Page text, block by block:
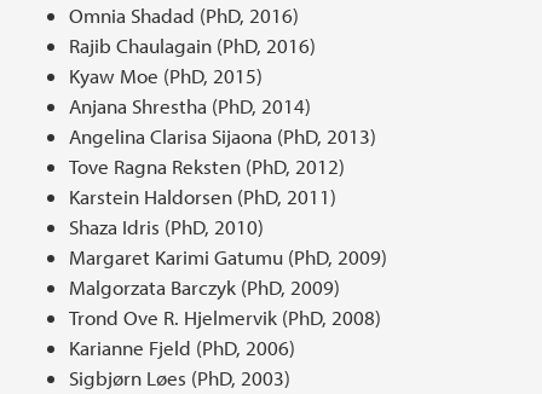
Omnia Shadad (PhD, 2016)
Rajib Chaulagain (PhD, 2016)
Kyaw Moe (PhD, 2015)
Anjana Shrestha (PhD, 2014)
Angelina Clarisa Sijaona (PhD, 2013)
Tove Ragna Reksten (PhD, 2012)
Karstein Haldorsen (PhD, 2011)
Shaza Idris (PhD, 2010)
Margaret Karimi Gatumu (PhD, 2009)
Malgorzata Barczyk (PhD, 2009)
Trond Ove R. Hjelmervik (PhD, 2008)
Karianne Fjeld (PhD, 2006)
Sigbjørn Løes (PhD, 2003)